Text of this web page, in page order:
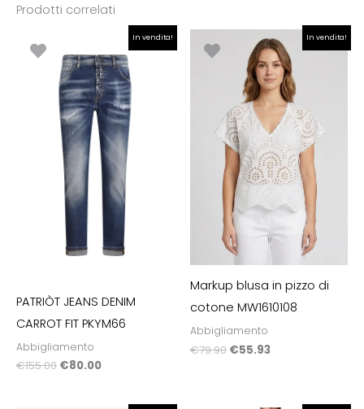
Prodotti correlati
In vendita!
PATRIÒT JEANS DENIM
CARROT FIT PKYM66
Abbigliamento
€155.00
originale
era:
€155.00.
€80.00
prezzo
attuale
è:
€80.00.
In vendita!
Markup blusa in pizzo di
cotone MW1610108
Abbigliamento
€79.90
prezzo
originale
era:
€79.90.
€55.93
Il
prezzo
attuale
è:
€55.93.